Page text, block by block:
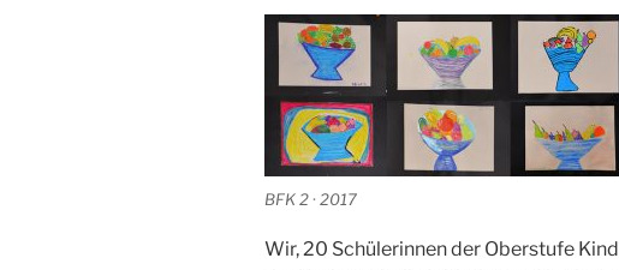
BFK 2 · 2017
Wir, 20 Schülerinnen der Oberstufe